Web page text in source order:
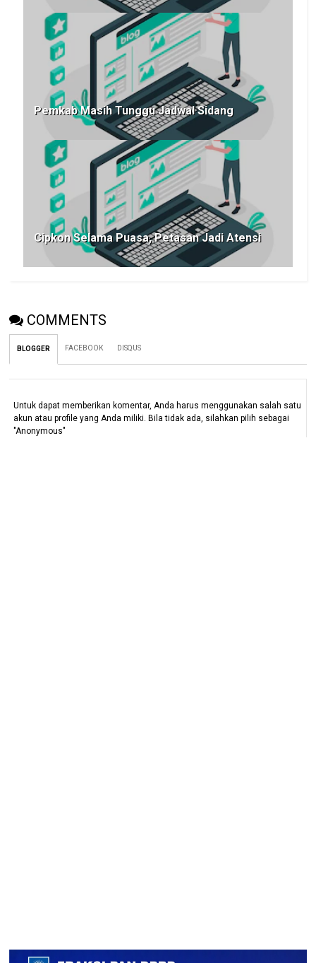
Pemkab Masih Tunggu Jadwal Sidang
Cipkon Selama Puasa, Petasan Jadi Atensi
COMMENTS
BLOGGER FACEBOOK DISQUS
Untuk dapat memberikan komentar, Anda harus menggunakan salah satu
akun atau profile yang Anda miliki. Bila tidak ada, silahkan pilih sebagai
"Anonymous"